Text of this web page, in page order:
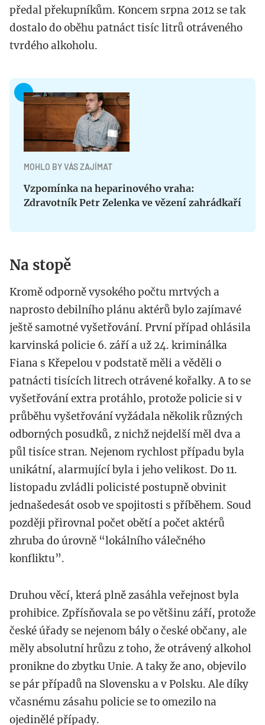
předal překupníkům. Koncem srpna 2012 se tak
dostalo do oběhu patnáct tisíc litrů otráveného
tvrdého alkoholu.
MOHLO BY VÁS ZAJÍMAT
Vzpomínka na heparinového vraha:
Zdravotník Petr Zelenka ve vězení zahrádkaří
Na stopě
Kromě odporně vysokého počtu mrtvých a
naprosto debilního plánu aktérů bylo zajímavé
ještě samotné vyšetřování. První případ ohlásila
karvinská policie 6. září a už 24. kriminálka
Fiana s Křepelou v podstatě měli a věděli o
patnácti tisících litrech otrávené kořalky. A to se
vyšetřování extra protáhlo, protože policie si v
průběhu vyšetřování vyžádala několik různých
odborných posudků, z nichž nejdelší měl dva a
půl tisíce stran. Nejenom rychlost případu byla
unikátní, alarmující byla i jeho velikost. Do 11.
listopadu zvládli policisté postupně obvinit
jednašedesát osob ve spojitosti s příběhem. Soud
později přirovnal počet obětí a počet aktérů
zhruba do úrovně “lokálního válečného
konfliktu”.
Druhou věcí, která plně zasáhla veřejnost byla
prohibice. Zpřísňovala se po většinu září, protože
české úřady se nejenom bály o české občany, ale
měly absolutní hrůzu z toho, že otrávený alkohol
pronikne do zbytku Unie. A taky že ano, objevilo
se pár případů na Slovensku a v Polsku. Ale díky
včasnému zásahu policie se to omezilo na
ojedinělé případy.